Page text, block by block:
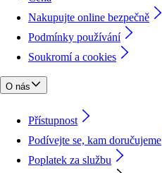
Nakupujte online bezpečně
Podmínky používání
Soukromí a cookies
O nás
Přístupnost
Podívejte se, kam doručujeme
Poplatek za službu